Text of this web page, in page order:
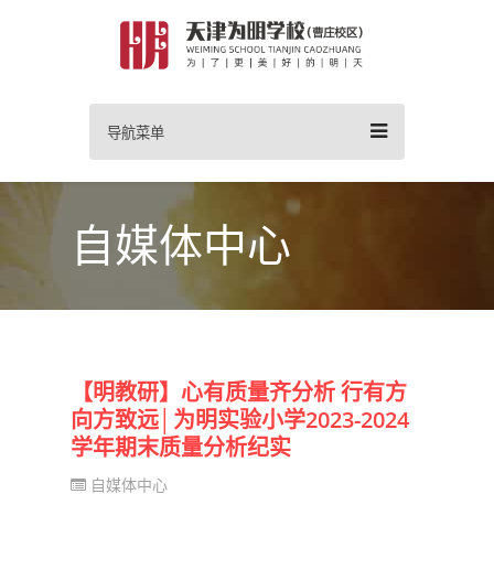
导航菜单
自媒体中心
【明教研】心有质量齐分析 行有方
向方致远│为明实验小学2023-2024
学年期末质量分析纪实
自媒体中心